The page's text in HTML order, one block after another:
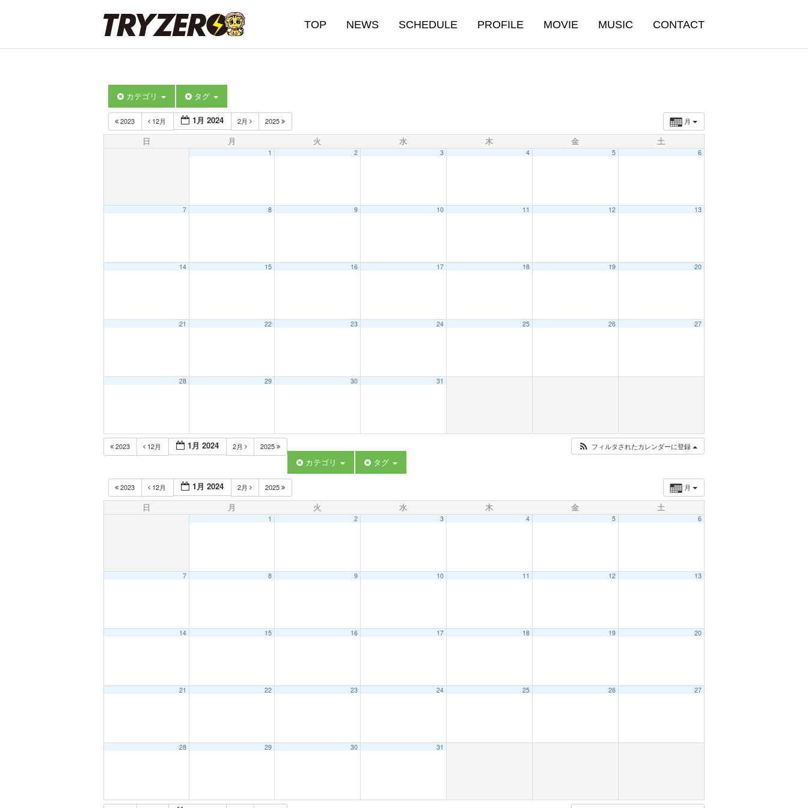
TOP NEWS SCHEDULE PROFILE MOVIE MUSIC CONTACT
カテゴリ タグ
月
2023 12月 1月 2024 2月 2025
日 月 火 水 木 金 土
1 2 3 4 5 6
7 8 9 10 11 12 13
14 15 16 17 18 19 20
21 22 23 24 25 26 27
28 29 30 31
2023 12月 1月 2024 2月 2025 フィルタされたカレンダーに登録
カテゴリ タグ
月
2023 12月 1月 2024 2月 2025
日 月 火 水 木 金 土
1 2 3 4 5 6
7 8 9 10 11 12 13
14 15 16 17 18 19 20
21 22 23 24 25 26 27
28 29 30 31